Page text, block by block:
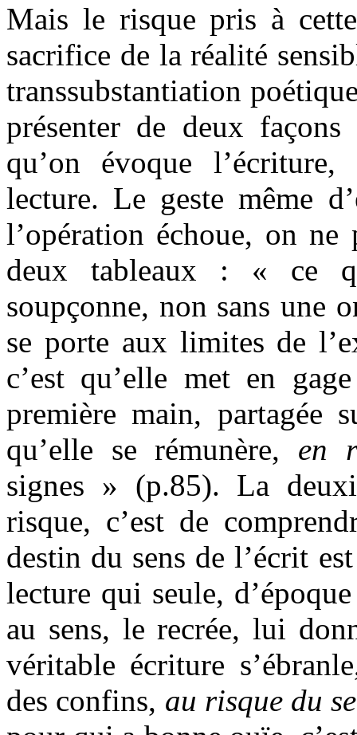
Mais le risque pris à
sacrifice de la réalité
transsubstantiation
présenter de deux
qu’on évoque
lecture. Le geste même
l’opération échoue, on
deux tableaux : « ce
soupçonne, non sans une
se porte aux limites de
c’est qu’elle met en
première main, partagée
qu’elle se rémunère, en
signes » (p.85). La
risque, c’est de
destin du sens de l’écrit
lecture qui seule,
au sens, le recrée, lui
véritable écriture
des confins, au risque du